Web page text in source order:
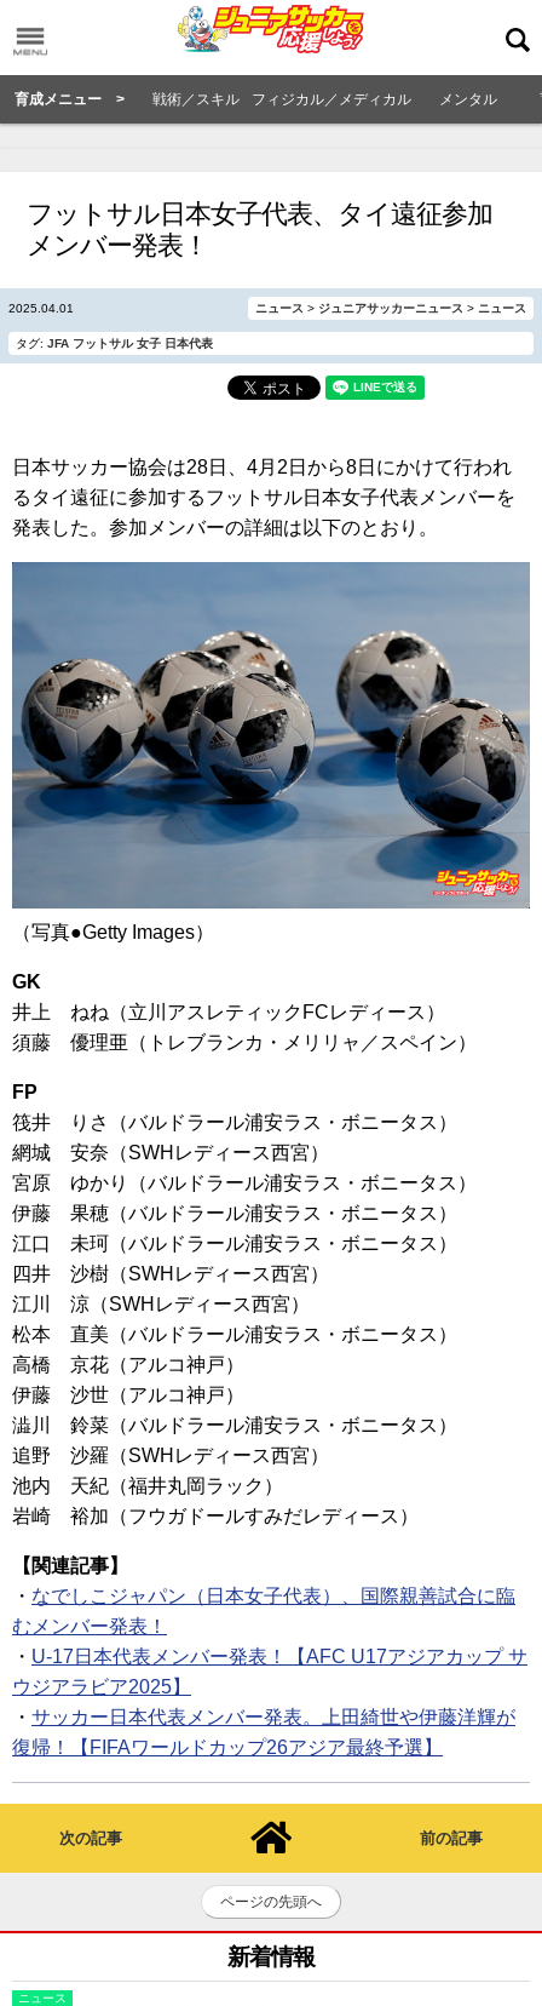
育成メニュー > 戦術／スキル フィジカル／メディカル メンタル
フットサル日本女子代表、タイ遠征参加
メンバー発表！
2025.04.01 ニュース > ジュニアサッカーニュース > ニュース
タグ: JFA フットサル 女子 日本代表
日本サッカー協会は28日、4月2日から8日にかけて行われ
るタイ遠征に参加するフットサル日本女子代表メンバーを
発表した。参加メンバーの詳細は以下のとおり。
（写真●Getty Images）
GK
井上 ねね（立川アスレティックFCレディース）
須藤 優理亜（トレブランカ・メリリャ／スペイン）
FP
筏井 りさ（バルドラール浦安ラス・ボニータス）
網城 安奈（SWHレディース西宮）
宮原 ゆかり（バルドラール浦安ラス・ボニータス）
伊藤 果穂（バルドラール浦安ラス・ボニータス）
江口 未珂（バルドラール浦安ラス・ボニータス）
四井 沙樹（SWHレディース西宮）
江川 涼（SWHレディース西宮）
松本 直美（バルドラール浦安ラス・ボニータス）
高橋 京花（アルコ神戸）
伊藤 沙世（アルコ神戸）
澁川 鈴菜（バルドラール浦安ラス・ボニータス）
追野 沙羅（SWHレディース西宮）
池内 天紀（福井丸岡ラック）
岩崎 裕加（フウガドールすみだレディース）
【関連記事】
・ なでしこジャパン（日本女子代表）、国際親善試合に臨
むメンバー発表！
・ U-17日本代表メンバー発表！【AFC U17アジアカップ サ
ウジアラビア2025】
・ サッカー日本代表メンバー発表。上田綺世や伊藤洋輝が
復帰！【FIFAワールドカップ26アジア最終予選】
次の記事 前の記事
ページの先頭へ
新着情報
ニュース